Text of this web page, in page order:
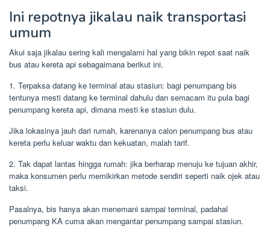
Ini repotnya jikalau naik transportasi
umum
Akui saja jikalau sering kali mengalami hal yang bikin repot saat naik
bus atau kereta api sebagaimana berikut ini.
1. Terpaksa datang ke terminal atau stasiun: bagi penumpang bis
tentunya mesti datang ke terminal dahulu dan semacam itu pula bagi
penumpang kereta api, dimana mesti ke stasiun dulu.
Jika lokasinya jauh dari rumah, karenanya calon penumpang bus atau
kereta perlu keluar waktu dan kekuatan, malah tarif.
2. Tak dapat lantas hingga rumah: jika berharap menuju ke tujuan akhir,
maka konsumen perlu memikirkan metode sendiri seperti naik ojek atau
taksi.
Pasalnya, bis hanya akan menemani sampai terminal, padahal
penumpang KA cuma akan mengantar penumpang sampai stasiun.